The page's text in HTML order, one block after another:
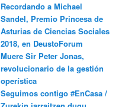
Recordando a Michael
Sandel, Premio Princesa de
Asturias de Ciencias Sociales
2018, en DeustoForum
Muere Sir Peter Jonas,
revolucionario de la gestión
operística
Seguimos contigo #EnCasa /